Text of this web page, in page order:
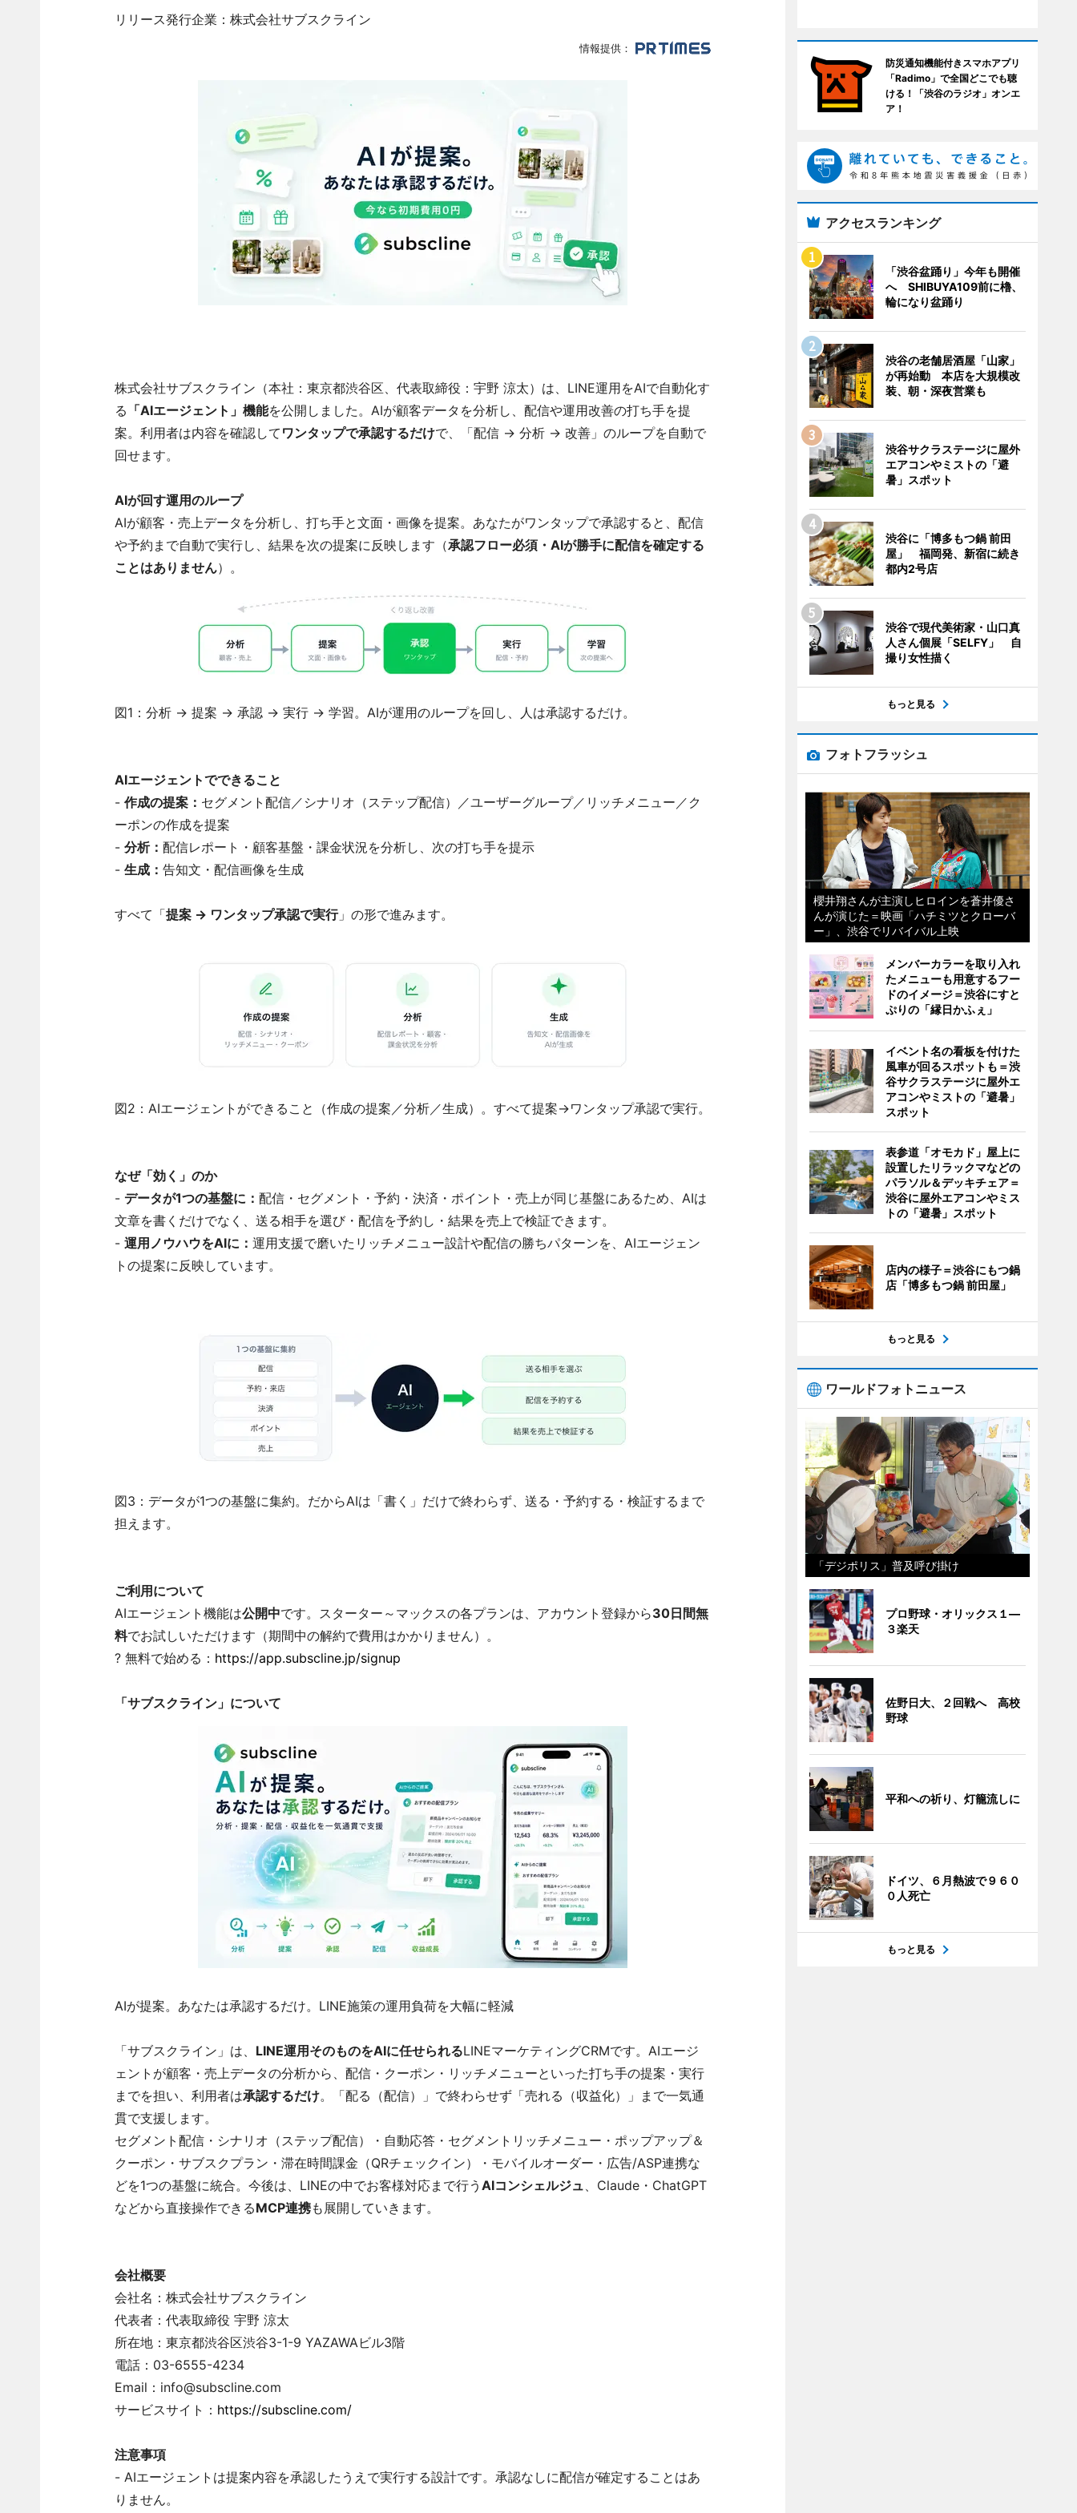
リリース発行企業：株式会社サブスクライン
情報提供：
株式会社サブスクライン（本社：東京都渋谷区、代表取締役：宇野 涼太）は、LINE運用をAIで自動化す
る 「AIエージェント」機能を公開しました。AIが顧客データを分析し、配信や運用改善の打ち手を提
案。利用者は内容を確認して ワンタップで承認するだけで、「配信 → 分析 → 改善」のループを自動で
回せます。
AIが回す運用のループ
AIが顧客・売上データを分析し、打ち手と文面・画像を提案。あなたがワンタップで承認すると、配信
や予約まで自動で実行し、結果を次の提案に反映します（承認フロー必須・AIが勝手に配信を確定する
ことはありません）。
図1：分析 → 提案 → 承認 → 実行 → 学習。AIが運用のループを回し、人は承認するだけ。
AIエージェントでできること
- 作成の提案： セグメント配信／シナリオ（ステップ配信）／ユーザーグループ／リッチメニュー／ク
ーポンの作成を提案
- 分析： 配信レポート・顧客基盤・課金状況を分析し、次の打ち手を提示
- 生成： 告知文・配信画像を生成
すべて「提案 → ワンタップ承認で実行」の形で進みます。
図2：AIエージェントができること（作成の提案／分析／生成）。すべて提案→ワンタップ承認で実行。
なぜ「効く」のか
- データが1つの基盤に： 配信・セグメント・予約・決済・ポイント・売上が同じ基盤にあるため、AIは
文章を書くだけでなく、送る相手を選び・配信を予約し・結果を売上で検証できます。
- 運用ノウハウをAIに： 運用支援で磨いたリッチメニュー設計や配信の勝ちパターンを、AIエージェン
トの提案に反映しています。
図3：データが1つの基盤に集約。だからAIは「書く」だけで終わらず、送る・予約する・検証するまで
担えます。
ご利用について
AIエージェント機能は公開中です。スターター～マックスの各プランは、アカウント登録から30日間無
料でお試しいただけます（期間中の解約で費用はかかりません）。
? 無料で始める： https://app.subscline.jp/signup
「サブスクライン」について
AIが提案。あなたは承認するだけ。LINE施策の運用負荷を大幅に軽減
「サブスクライン」は、 LINE運用そのものをAIに任せられるLINEマーケティングCRMです。AIエージ
ェントが顧客・売上データの分析から、配信・クーポン・リッチメニューといった打ち手の提案・実行
までを担い、利用者は承認するだけ。「配る（配信）」で終わらせず「売れる（収益化）」まで一気通
貫で支援します。
セグメント配信・シナリオ（ステップ配信）・自動応答・セグメントリッチメニュー・ポップアップ＆
クーポン・サブスクプラン・滞在時間課金（QRチェックイン）・モバイルオーダー・広告/ASP連携な
どを1つの基盤に統合。今後は、LINEの中でお客様対応まで行う AIコンシェルジュ、Claude・ChatGPT
などから直接操作できるMCP連携も展開していきます。
会社概要
会社名：株式会社サブスクライン
代表者：代表取締役 宇野 涼太
所在地：東京都渋谷区渋谷3-1-9 YAZAWAビル3階
電話：03-6555-4234
Email：info@subscline.com
サービスサイト： https://subscline.com/
注意事項
- AIエージェントは提案内容を承認したうえで実行する設計です。承認なしに配信が確定することはあ
りません。
防災通知機能付きスマホアプリ
「Radimo」で全国どこでも聴
ける！「渋谷のラジオ」オンエ
ア！
アクセスランキング
「渋谷盆踊り」今年も開催
へ SHIBUYA109前に櫓、
輪になり盆踊り
渋谷の老舗居酒屋「山家」
が再始動 本店を大規模改
装、朝・深夜営業も
渋谷サクラステージに屋外
エアコンやミストの「避
暑」スポット
渋谷に「博多もつ鍋 前田
屋」 福岡発、新宿に続き
都内2号店
渋谷で現代美術家・山口真
人さん個展「SELFY」 自
撮り女性描く
もっと見る
フォトフラッシュ
櫻井翔さんが主演しヒロインを蒼井優さ
んが演じた＝映画「ハチミツとクローバ
ー」、渋谷でリバイバル上映
メンバーカラーを取り入れ
たメニューも用意するフー
ドのイメージ＝渋谷にすと
ぷりの「縁日かふぇ」
イベント名の看板を付けた
風車が回るスポットも＝渋
谷サクラステージに屋外エ
アコンやミストの「避暑」
スポット
表参道「オモカド」屋上に
設置したリラックマなどの
パラソル＆デッキチェア＝
渋谷に屋外エアコンやミス
トの「避暑」スポット
店内の様子＝渋谷にもつ鍋
店「博多もつ鍋 前田屋」
もっと見る
ワールドフォトニュース
「デジポリス」普及呼び掛け
プロ野球・オリックス１―
３楽天
佐野日大、２回戦へ 高校
野球
平和への祈り、灯籠流しに
ドイツ、６月熱波で９６０
０人死亡
もっと見る